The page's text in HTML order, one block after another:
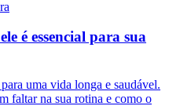
é essencial para sua
uma vida longa e saudável.
faltar na sua rotina e como o